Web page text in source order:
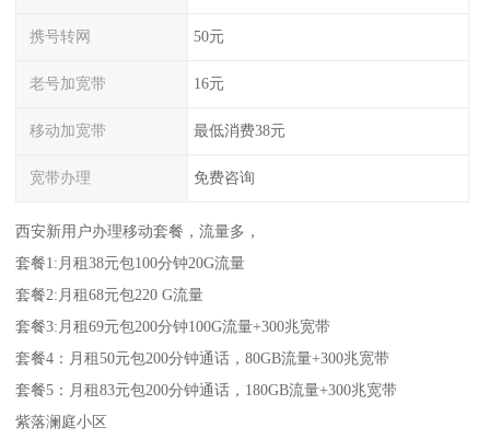
携号转网 50元
老号加宽带 16元
移动加宽带 最低消费38元
宽带办理 免费咨询
西安新用户办理移动套餐，流量多，
套餐1:月租38元包100分钟20G流量
套餐2:月租68元包220 G流量
套餐3:月租69元包200分钟100G流量+300兆宽带
套餐4：月租50元包200分钟通话，80GB流量+300兆宽带
套餐5：月租83元包200分钟通话，180GB流量+300兆宽带
紫落澜庭小区